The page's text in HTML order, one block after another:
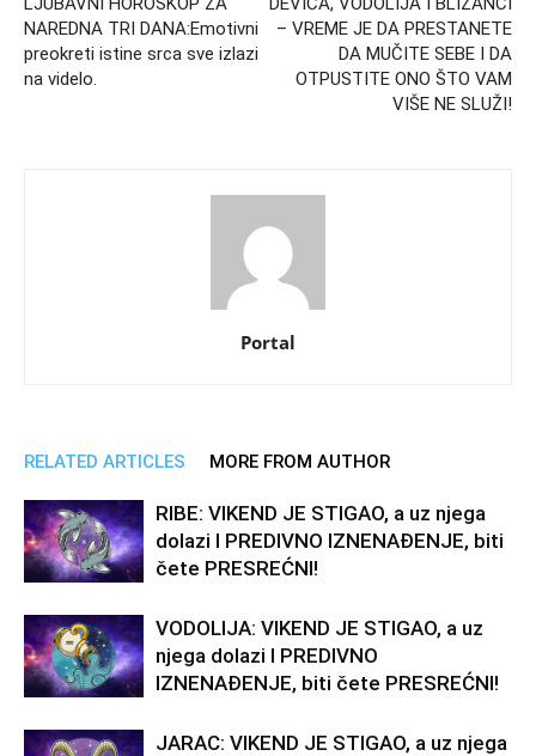
NAREDNA TRI DANA:Emotivni
preokreti istine srca sve izlazi
na videlo.
– VREME JE DA PRESTANETE
DA MUČITE SEBE I DA
OTPUSTITE ONO ŠTO VAM
VIŠE NE SLUŽI!
Portal
RELATED ARTICLES MORE FROM AUTHOR
RIBE: VIKEND JE STIGAO, a uz njega
dolazi I PREDIVNO IZNENAĐENJE, biti
čete PRESREĆNI!
VODOLIJA: VIKEND JE STIGAO, a uz
njega dolazi I PREDIVNO
IZNENAĐENJE, biti čete PRESREĆNI!
JARAC: VIKEND JE STIGAO, a uz njega